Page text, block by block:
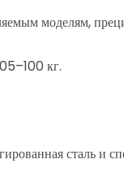
моделям,
кг.
сталь и